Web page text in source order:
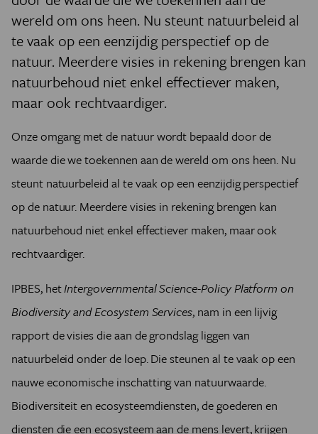
wereld om ons heen. Nu steunt natuurbeleid al
te vaak op een eenzijdig perspectief op de
natuur. Meerdere visies in rekening brengen kan
natuurbehoud niet enkel effectiever maken,
maar ook rechtvaardiger.
Onze omgang met de natuur wordt bepaald door de
waarde die we toekennen aan de wereld om ons heen. Nu
steunt natuurbeleid al te vaak op een eenzijdig perspectief
op de natuur. Meerdere visies in rekening brengen kan
natuurbehoud niet enkel effectiever maken, maar ook
rechtvaardiger.
IPBES, hetIntergovernmental Science-Policy Platform on
Biodiversity and Ecosystem Services, nam in een lijvig
rapport de visies die aan de grondslag liggen van
natuurbeleid onder de loep. Die steunen al te vaak op een
nauwe economische inschatting van natuurwaarde.
Biodiversiteit en ecosysteemdiensten, de goederen en
diensten die een ecosysteem aan de mens levert, krijgen